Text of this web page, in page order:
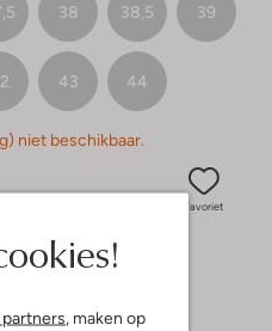
, maken op
38 38,5 39
43 44
niet beschikbaar.
Favoriet
37 boutiques